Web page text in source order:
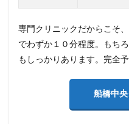
専門クリニックだからこそ
でわずか１０分程度。もち
もしっかりあります。完全
船橋中